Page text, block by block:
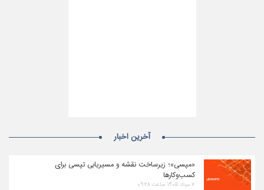
آخرین اخبار
«مپسی»؛ زیرساخت نقشه و مسیریابی تپسی برای
کسب‌وکارها
۷ مرداد ۱۴۰۵ ساعت ۰۹:۲۸